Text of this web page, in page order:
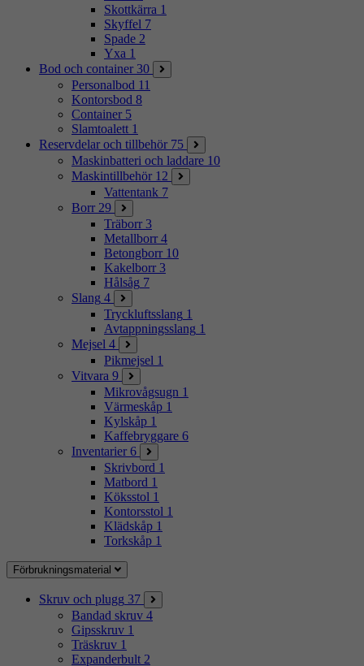
Skottkärra 1
Skyffel 7
Spade 2
Yxa 1
Bod och container 30
Personalbod 11
Kontorsbod 8
Container 5
Slamtoalett 1
Reservdelar och tillbehör 75
Maskinbatteri och laddare 10
Maskintillbehör 12
Vattentank 7
Borr 29
Träborr 3
Metallborr 4
Betongborr 10
Kakelborr 3
Hålsåg 7
Slang 4
Tryckluftsslang 1
Avtappningsslang 1
Mejsel 4
Pikmejsel 1
Vitvara 9
Mikrovågsugn 1
Värmeskåp 1
Kylskåp 1
Kaffebryggare 6
Inventarier 6
Skrivbord 1
Matbord 1
Köksstol 1
Kontorsstol 1
Klädskåp 1
Torkskåp 1
Förbrukningsmaterial
Skruv och plugg 37
Bandad skruv 4
Gipsskruv 1
Träskruv 1
Expanderbult 2